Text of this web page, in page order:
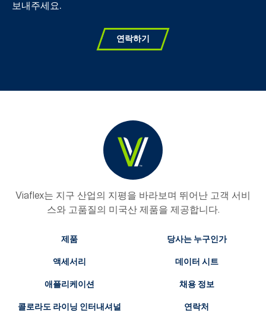
보내주세요.
연락하기
Viaflex는 지구 산업의 지평을 바라보며 뛰어난 고객 서비
스와 고품질의 미국산 제품을 제공합니다.
제품
액세서리
애플리케이션
콜로라도 라이닝 인터내셔널
당사는 누구인가
데이터 시트
채용 정보
연락처